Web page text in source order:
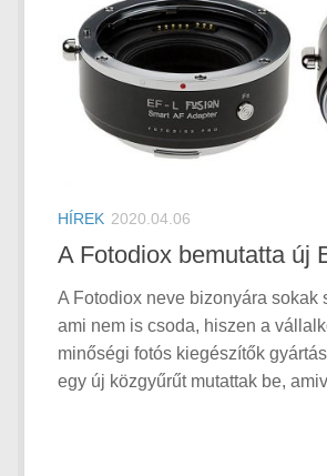
HÍREK 2020.04.06
A Fotodiox bemutatta új
A Fotodiox neve bizonyára sokak
ami nem is csoda, hiszen a
minőségi fotós kiegészítők
egy új közgyűrűt mutattak be,